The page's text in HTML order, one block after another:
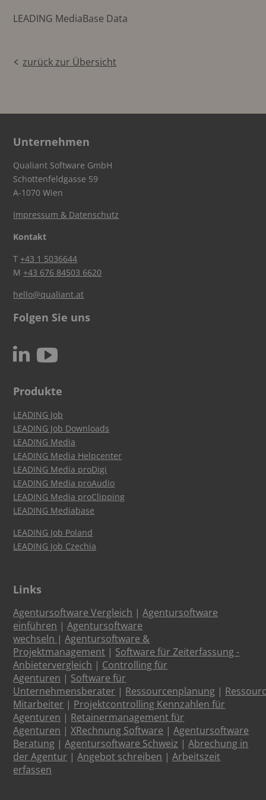
LEADING MediaBase Data
zurück zur Übersicht
Unternehmen
Qualiant Software GmbH
Schottenfeldgasse 59
A-1070 Wien
Impressum & Datenschutz
Kontakt
T+43 1 5036644
M+43 676 84503 6620
hello@qualiant.at
Folgen Sie uns
N c
Produkte
LEADING Job
LEADING Job Downloads
LEADING Media
LEADING Media Helpcenter
LEADING Media proDigi
LEADING Media proAudio
LEADING Media proClipping
LEADING Mediabase
LEADING Job Poland
LEADING Job Czechia
Links
Agentursoftware Vergleich |Agentursoftware
einführen |Agentursoftware
wechseln |Agentursoftware &
Projektmanagement | Software für Zeiterfassung -
Anbietervergleich | Controlling für
Agenturen | Software für
Unternehmensberater | Ressourcenplanung |
Mitarbeiter | Projektcontrolling Kennzahlen für
Agenturen | Retainermanagement für
Agenturen |XRechnung Software |Agentursoftware
Beratung |Agentursoftware Schweiz |Abrechung in
der Agentur |Angebot schreiben |Arbeitszeit
erfassen